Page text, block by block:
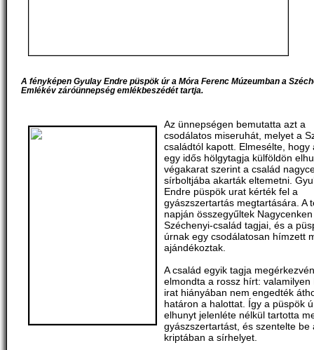
A fényképen Gyulay Endre püspök úr a Móra Ferenc Múzeumban a
Emlékév záróünnepség emlékbeszédét tartja.
Az ünnepségen bemutatta azt a
csodálatos miseruhát, melyet a
családtól kapott. Elmesélte, hogy
egy idős hölgytagja külföldön
végakarat szerint a család
sírboltjába akarták eltemetni.
Endre püspök urat kérték fel a
gyászszertartás megtartására. A
napján összegyűltek
Széchenyi-család tagjai, és a
úrnak egy csodálatosan hímzett
ajándékoztak.
A család egyik tagja megérkezvén
elmondta a rossz hírt: valamilyen
irat hiányában nem engedték
határon a halottat. Így a püspök
elhunyt jelenléte nélkül tartotta
gyászszertartást, és szentelte be
kriptában a sírhelyet.